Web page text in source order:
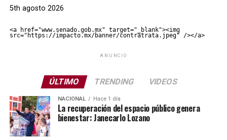
5th agosto 2026
<a href="www.senado.gob.mx" target="_blank"><img
src="https://impacto.mx/banner/contratrata.jpeg" /></a>
ANUNCIO
ÚLTIMO TRENDING VIDEOS
NACIONAL Hace 1 día
La recuperación del espacio público genera
bienestar: Janecarlo Lozano